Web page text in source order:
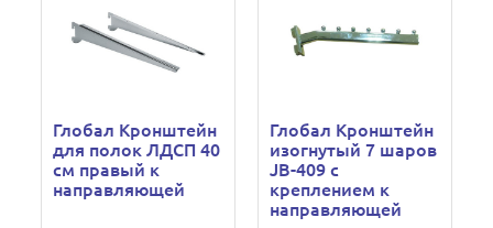
Глобал Кронштейн
для полок ЛДСП 40
см правый к
направляющей
Глобал Кронштейн
изогнутый 7 шаров
JB-409 с
креплением к
направляющей